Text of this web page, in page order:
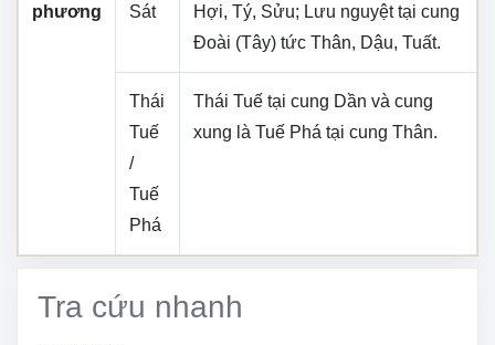
phương
Sát
Hợi, Tý, Sửu; Lưu nguyệt tại cung
Đoài (Tây) tức Thân, Dậu, Tuất.
Thái
Tuế
/
Tuế
Phá
Thái Tuế tại cung Dần và cung
xung là Tuế Phá tại cung Thân.
Tra cứu nhanh